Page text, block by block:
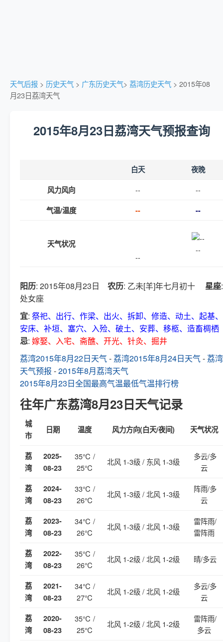
天气后报 > 历史天气 > 广东历史天气> 荔湾历史天气 > 2015年08
月23日荔湾天气
2015年8月23日荔湾天气预报查询
白天 夜晚
风力风向 -- --
气温/温度 -- --
天气状况
--
--
阳历: 2015年08月23日 农历: 乙未[羊]年七月初十 星座:
处女座
宜: 祭祀、出行、作梁、出火、拆卸、修造、动土、起基、
安床、补垣、塞穴、入殓、破土、安葬、移柩、造畜椆栖
忌: 嫁娶、入宅、斋醮、开光、针灸、掘井
荔湾2015年8月22日天气- 荔湾2015年8月24日天气- 荔湾
天气预报 -2015年8月荔湾天气
2015年8月23日全国最高气温最低气温排行榜
往年广东荔湾8月23日天气记录
城
市
日期 温度 风力方向(白天/夜间) 天气状况
荔
湾
2025-
08-23
35℃ /
25℃
北风 1-3级 / 东风 1-3级
多云/多
云
荔
湾
2024-
08-23
33℃ /
26℃
北风 1-3级 / 北风 1-3级
阵雨/多
云
荔
湾
2023-
08-23
34℃ /
26℃
北风 1-3级 / 北风 1-3级
雷阵雨/
雷阵雨
荔
湾
2022-
08-23
35℃ /
26℃
北风 1-2级 / 北风 1-2级 晴/多云
荔
湾
2021-
08-23
34℃ /
27℃
北风 1-2级 / 北风 1-2级
多云/多
云
荔
湾
2020-
08-23
35℃ /
25℃
北风 1-2级 / 北风 1-2级
雷阵雨/
多云